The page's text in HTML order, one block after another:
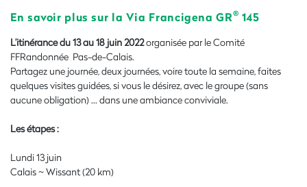
En savoir plus sur la Via Francigena GR® 145
L’itinérance du 13 au 18 juin 2022organisée par le Comité
FFRandonnée Pas-de-Calais.
Partagez une journée, deux journées, voire toute la semaine, faites
quelques visites guidées, si vous le désirez, avec le groupe (sans
aucune obligation) ... dans une ambiance conviviale.
Les étapes :
Lundi 13 juin
Calais ~ Wissant (20 km)